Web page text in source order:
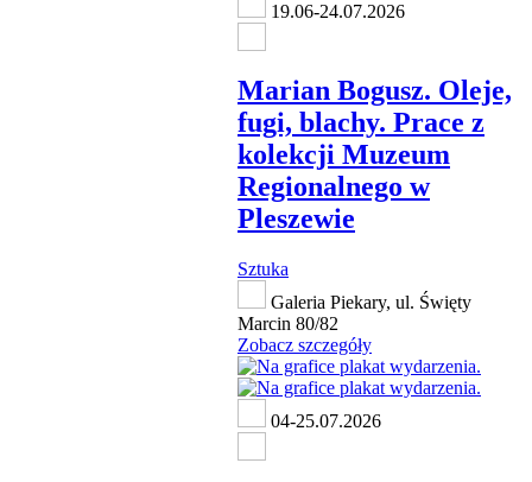
19.06-24.07.2026
Marian Bogusz. Oleje,
fugi, blachy. Prace z
kolekcji Muzeum
Regionalnego w
Pleszewie
Sztuka
Galeria Piekary, ul. Święty
Marcin 80/82
Zobacz szczegóły
04-25.07.2026